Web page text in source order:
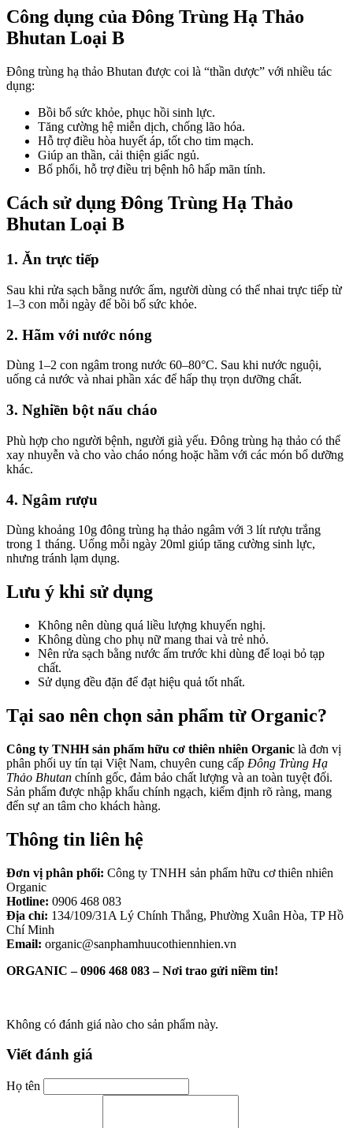
Công dụng của Đông Trùng Hạ Thảo
Bhutan Loại B
Đông trùng hạ thảo Bhutan được coi là “thần dược” với nhiều tác
dụng:
Bồi bổ sức khỏe, phục hồi sinh lực.
Tăng cường hệ miễn dịch, chống lão hóa.
Hỗ trợ điều hòa huyết áp, tốt cho tim mạch.
Giúp an thần, cải thiện giấc ngủ.
Bổ phổi, hỗ trợ điều trị bệnh hô hấp mãn tính.
Cách sử dụng Đông Trùng Hạ Thảo
Bhutan Loại B
1. Ăn trực tiếp
Sau khi rửa sạch bằng nước ấm, người dùng có thể nhai trực tiếp từ
1–3 con mỗi ngày để bồi bổ sức khỏe.
2. Hãm với nước nóng
Dùng 1–2 con ngâm trong nước 60–80°C. Sau khi nước nguội,
uống cả nước và nhai phần xác để hấp thụ trọn dưỡng chất.
3. Nghiền bột nấu cháo
Phù hợp cho người bệnh, người già yếu. Đông trùng hạ thảo có thể
xay nhuyễn và cho vào cháo nóng hoặc hầm với các món bổ dưỡng
khác.
4. Ngâm rượu
Dùng khoảng 10g đông trùng hạ thảo ngâm với 3 lít rượu trắng
trong 1 tháng. Uống mỗi ngày 20ml giúp tăng cường sinh lực,
nhưng tránh lạm dụng.
Lưu ý khi sử dụng
Không nên dùng quá liều lượng khuyến nghị.
Không dùng cho phụ nữ mang thai và trẻ nhỏ.
Nên rửa sạch bằng nước ấm trước khi dùng để loại bỏ tạp
chất.
Sử dụng đều đặn để đạt hiệu quả tốt nhất.
Tại sao nên chọn sản phẩm từ Organic?
Công ty TNHH sản phẩm hữu cơ thiên nhiên Organic là đơn vị
phân phối uy tín tại Việt Nam, chuyên cung cấp Đông Trùng Hạ
Thảo Bhutan chính gốc, đảm bảo chất lượng và an toàn tuyệt đối.
Sản phẩm được nhập khẩu chính ngạch, kiểm định rõ ràng, mang
đến sự an tâm cho khách hàng.
Thông tin liên hệ
Đơn vị phân phối: Công ty TNHH sản phẩm hữu cơ thiên nhiên
Organic
Hotline: 0906 468 083
Địa chỉ: 134/109/31A Lý Chính Thắng, Phường Xuân Hòa, TP Hồ
Chí Minh
Email: organic@sanphamhuucothiennhien.vn
ORGANIC – 0906 468 083 – Nơi trao gửi niềm tin!
Không có đánh giá nào cho sản phẩm này.
Viết đánh giá
Họ tên